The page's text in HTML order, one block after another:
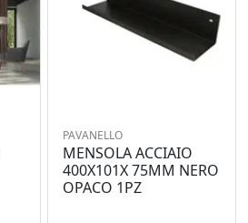
PAVANELLO
MENSOLA ACCIAIO
400X101X 75MM NERO
OPACO 1PZ